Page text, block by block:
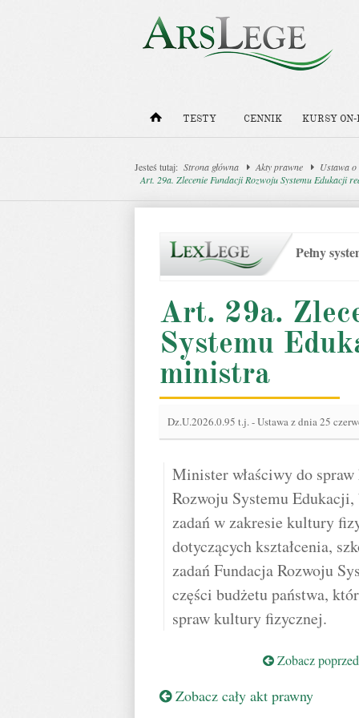
TESTY CENNIK KURSY
Jesteś tutaj: Strona główna Akty prawne
Ustawa
Art. 29a. Zlecenie Fundacji Rozwoju Systemu Edukacji
Pełny
Art. 29a.
Systemu
ministra
Dz.U.2026.0.95 t.j.-Ustawa z dnia 25
Minister właściwy do
Rozwoju Systemu
zadań w zakresie kultury
dotyczących kształcenia,
zadań Fundacja Rozwoju
części budżetu państwa,
spraw kultury fizycznej.
Zobacz
Zobacz cały akt prawny